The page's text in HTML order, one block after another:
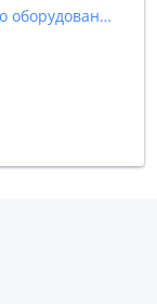
Ремонт и обслуживание медицинского оборудования